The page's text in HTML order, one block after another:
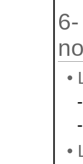
•
•